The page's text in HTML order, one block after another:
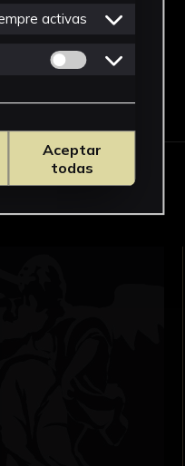
activas
Permitir cookies
Aceptar
todas